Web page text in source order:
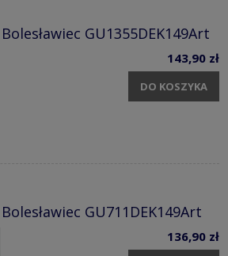
GU1355DEK149Art
143,90 zł
DO KOSZYKA
GU711DEK149Art
136,90 zł